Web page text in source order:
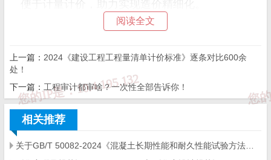
紧密结合新工艺、新技术发展，将原来未涉及的清单
补充完整；
明确项目特征描述，统一计算规则与计量单位；
优化项目划分，更贴合施工工艺与现场实际情况，便
于计量计价，助力实现造价精细化。
阅读全文
上一篇： 2024《建设工程工程量清单计价标准》逐条对比600余
处！
下一篇： 工程审计都审啥？一次性全部告诉你！
相关推荐